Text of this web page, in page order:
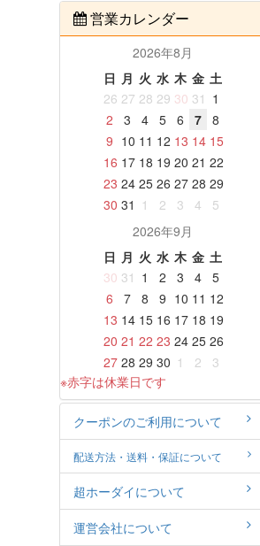
営業カレンダー
2026年8月
日 月 火 水 木 金 土
26 27 28 29 30 31 1
2
3 4 5 6 7
8
9 10 11 12 13 14 15
16 17 18 19 20 21 22
23 24 25 26 27 28 29
30 31 1 2 3 4
5
2026年9月
日 月 火 水 木 金 土
30 31 1 2 3 4
5
6
7 8 9 10 11 12
13 14 15 16 17 18 19
20 21 22 23 24 25 26
27 28 29 30 1 2
3
※赤字は休業日です
クーポンのご利用について
配送方法・送料・保証について
超ホーダイについて
運営会社について